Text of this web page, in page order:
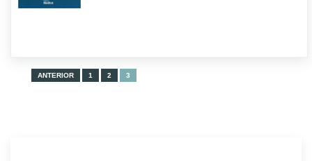
ANTERIOR 1 2 3